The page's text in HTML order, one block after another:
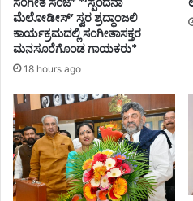
ಪೋ
ಷ
ಕ
ರ
ಕ್
ರಂ
ದ
ನ
ರ
ಣ
ಮೆಲೋಡೀಸ್’ ಸ್ವರ ಶ್ರದ್ಧಾಂಜಲಿ
ಕಾರ್ಯಕ್ರಮದಲ್ಲಿ ಸಂಗೀತಾಸಕ್ತರ
ಮನಸೂರೆಗೊಂಡ ಗಾಯಕರು*
18 hours ago